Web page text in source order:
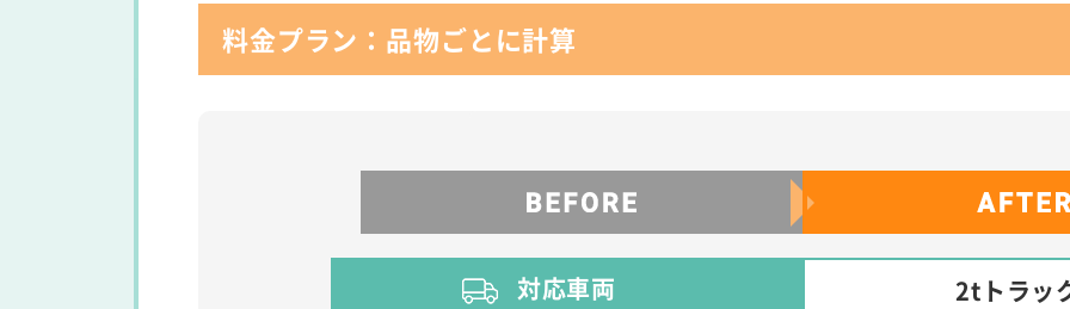
料金プラン：品物ごとに計算
対応車両 2tトラッ